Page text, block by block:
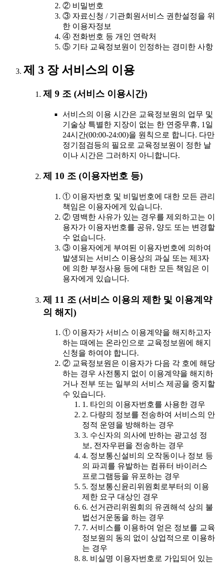
② 비밀번호
③ 자료신청 / 기관회원서비스 권한설정을 위
한 이용자정보
④ 전화번호 등 개인 연락처
⑤ 기타 교육정보원이 인정하는 경미한 사항
제 3 장 서비스의 이용
제 9 조 (서비스 이용시간)
서비스의 이용 시간은 교육정보원의 업무 및
기술상 특별한 지장이 없는 한 연중무휴, 1일
24시간(00:00-24:00)을 원칙으로 합니다. 다만
정기점검등의 필요로 교육정보원이 정한 날
이나 시간은 그러하지 아니합니다.
제 10 조 (이용자번호 등)
① 이용자번호 및 비밀번호에 대한 모든 관리
책임은 이용자에게 있습니다.
② 명백한 사유가 있는 경우를 제외하고는 이
용자가 이용자번호를 공유, 양도 또는 변경할
수 없습니다.
③ 이용자에게 부여된 이용자번호에 의하여
발생되는 서비스 이용상의 과실 또는 제3자
에 의한 부정사용 등에 대한 모든 책임은 이
용자에게 있습니다.
제 11 조 (서비스 이용의 제한 및 이용계약
의 해지)
① 이용자가 서비스 이용계약을 해지하고자
하는 때에는 온라인으로 교육정보원에 해지
신청을 하여야 합니다.
② 교육정보원은 이용자가 다음 각 호에 해당
하는 경우 사전통지 없이 이용계약을 해지하
거나 전부 또는 일부의 서비스 제공을 중지할
수 있습니다.
1. 타인의 이용자번호를 사용한 경우
2. 다량의 정보를 전송하여 서비스의 안
정적 운영을 방해하는 경우
3. 수신자의 의사에 반하는 광고성 정
보, 전자우편을 전송하는 경우
4. 정보통신설비의 오작동이나 정보 등
의 파괴를 유발하는 컴퓨터 바이러스
프로그램등을 유포하는 경우
5. 정보통신윤리위원회로부터의 이용
제한 요구 대상인 경우
6. 선거관리위원회의 유권해석 상의 불
법선거운동을 하는 경우
7. 서비스를 이용하여 얻은 정보를 교육
정보원의 동의 없이 상업적으로 이용하
는 경우
8. 비실명 이용자번호로 가입되어 있는